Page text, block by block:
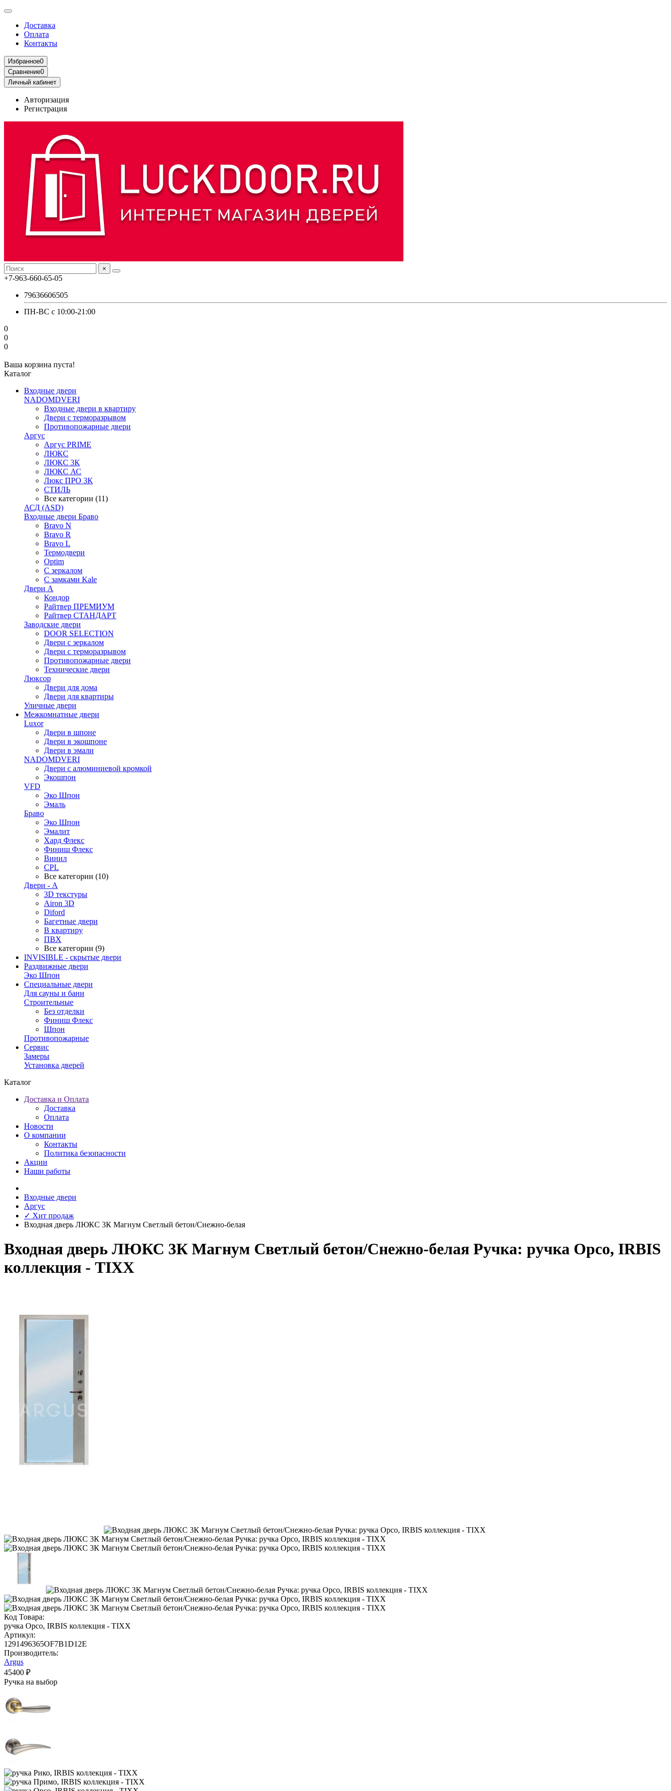
Доставка
Оплата
Контакты
Избранное0
Сравнение0
Личный кабинет
Авторизация
Регистрация
×
+7-963-660-65-05
79636606505
ПН-ВС с 10:00-21:00
0
0
0
Ваша корзина пуста!
Каталог
Входные двери
NADOMDVERI
Входные двери в квартиру
Двери с терморазрывом
Противопожарные двери
Аргус
Аргус PRIME
ЛЮКС
ЛЮКС 3К
ЛЮКС АС
Люкс ПРО 3К
СТИЛЬ
Все категории (11)
АСД (ASD)
Входные двери Браво
Bravo N
Bravo R
Bravo L
Термодвери
Optim
С зеркалом
С замками Kale
Двери А
Кондор
Райтвер ПРЕМИУМ
Райтвер СТАНДАРТ
Заводские двери
DOOR SELECTION
Двери с зеркалом
Двери с терморазрывом
Противопожарные двери
Технические двери
Люксор
Двери для дома
Двери для квартиры
Уличные двери
Межкомнатные двери
Luxor
Двери в шпоне
Двери в экошпоне
Двери в эмали
NADOMDVERI
Двери с алюминиевой кромкой
Экошпон
VFD
Эко Шпон
Эмаль
Браво
Эко Шпон
Эмалит
Хард Флекс
Финиш Флекс
Винил
CPL
Все категории (10)
Двери - А
3D текстуры
Airon 3D
Diford
Багетные двери
В квартиру
ПВХ
Все категории (9)
INVISIBLE - скрытые двери
Раздвижные двери
Эко Шпон
Специальные двери
Для сауны и бани
Строительные
Без отделки
Финиш Флекс
Шпон
Противопожарные
Сервис
Замеры
Установка дверей
Каталог
Доставка и Оплата
Доставка
Оплата
Новости
О компании
Контакты
Политика безопасности
Акции
Наши работы
Входные двери
Аргус
✓ Хит продаж
Входная дверь ЛЮКС 3К Магнум Светлый бетон/Снежно-белая
Входная дверь ЛЮКС 3К Магнум Светлый бетон/Снежно-белая Ручка: ручка Орсо, IRBIS
коллекция - TIXX
Код Товара:
ручка Орсо, IRBIS коллекция - TIXX
Артикул:
1291496365OF7B1D12E
Производитель:
Argus
45400 ₽
Ручка на выбор